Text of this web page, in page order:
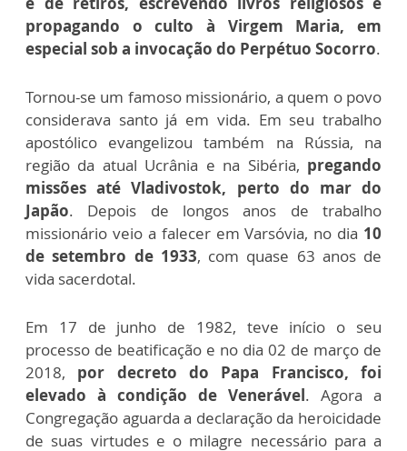
propagando o culto à Virgem Maria, em
especial sob a invocação do Perpétuo Socorro.
Tornou-se um famoso missionário, a quem o povo
considerava santo já em vida. Em seu trabalho
apostólico evangelizou também na Rússia, na
região da atual Ucrânia e na Sibéria, pregando
missões até Vladivostok, perto do mar do
Japão. Depois de longos anos de trabalho
missionário veio a falecer em Varsóvia, no dia 10
de setembro de 1933, com quase 63 anos de
vida sacerdotal.
Em 17 de junho de 1982, teve início o seu
processo de beatificação e no dia 02 de março de
2018, por decreto do Papa Francisco, foi
elevado à condição de Venerável. Agora a
Congregação aguarda a declaração da heroicidade
de suas virtudes e o milagre necessário para a